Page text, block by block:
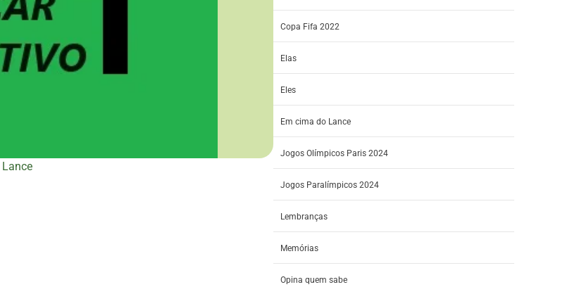
Copa Fifa 2022
Elas
Eles
Em cima do Lance
Jogos Olímpicos Paris 2024
Jogos Paralímpicos 2024
Lembranças
Memórias
Opina quem sabe